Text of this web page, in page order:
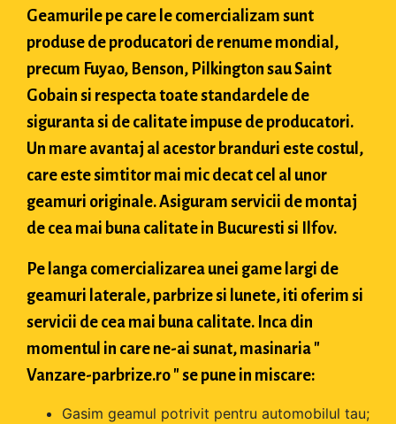
Geamurile pe care le comercializam sunt
produse de producatori de renume mondial,
precum Fuyao, Benson, Pilkington sau Saint
Gobain si respecta toate standardele de
siguranta si de calitate impuse de producatori.
Un mare avantaj al acestor branduri este costul,
care este simtitor mai mic decat cel al unor
geamuri originale. Asiguram servicii de montaj
de cea mai buna calitate in Bucuresti si Ilfov.
Pe langa comercializarea unei game largi de
geamuri laterale, parbrize si lunete, iti oferim si
servicii de cea mai buna calitate. Inca din
momentul in care ne-ai sunat, masinaria "
Vanzare-parbrize.ro " se pune in miscare:
Gasim geamul potrivit pentru automobilul tau;